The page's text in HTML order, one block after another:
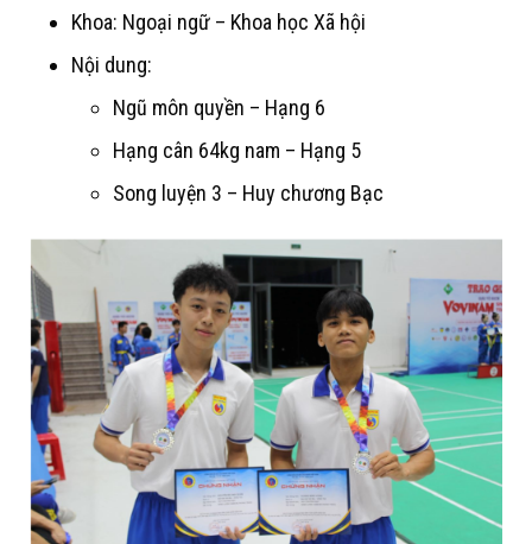
Khoa: Ngoại ngữ – Khoa học Xã hội
Nội dung:
Ngũ môn quyền – Hạng 6
Hạng cân 64kg nam – Hạng 5
Song luyện 3 – Huy chương Bạc